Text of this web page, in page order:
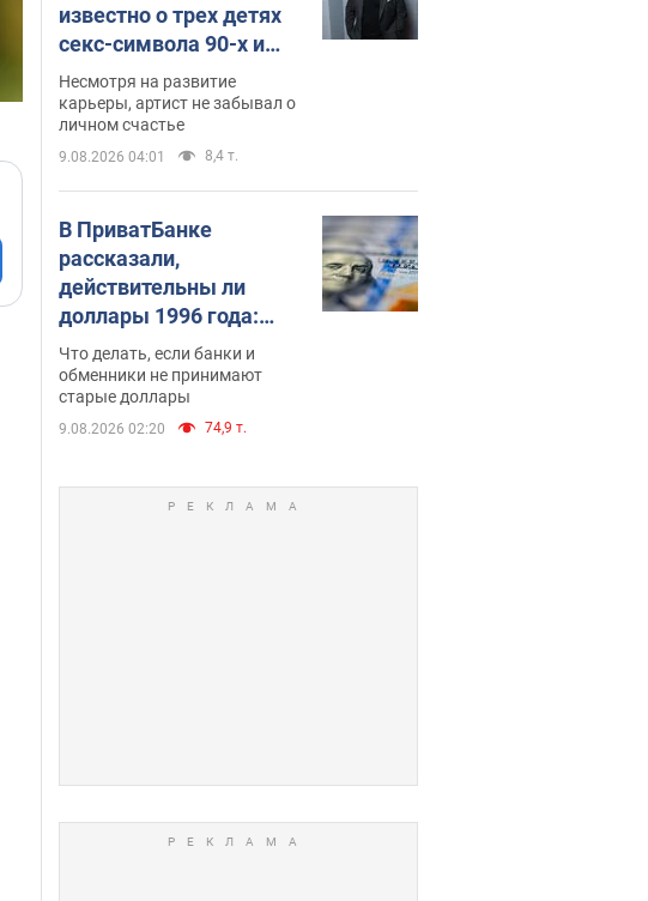
известно о трех детях
секс-символа 90-х и
как они выглядят
Несмотря на развитие
карьеры, артист не забывал о
личном счастье
9.08.2026 04:01 8,4 т.
В ПриватБанке
рассказали,
действительны ли
доллары 1996 года:
принимают ли
обменники и банки
такие купюры
Что делать, если банки и
обменники не принимают
старые доллары
9.08.2026 02:20 74,9 т.